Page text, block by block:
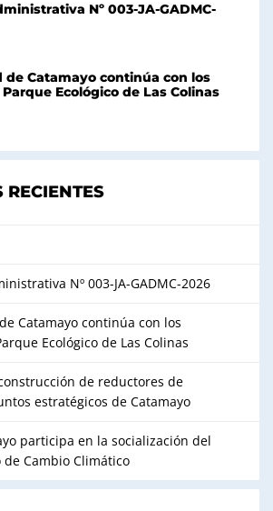
Nº 003-JA-GADMC-
de Catamayo continúa con los
Ecológico de Las Colinas
RECIENTES
Nº 003-JA-GADMC-2026
Catamayo continúa con los
Ecológico de Las Colinas
de reductores de
estratégicos de Catamayo
participa en la socialización del
de Cambio Climático